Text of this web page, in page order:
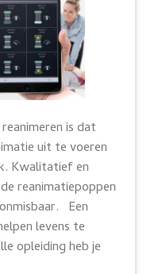
is dat
uit te voeren
Kwalitatief en
reanimatiepoppen
Een
levens te
opleiding heb je